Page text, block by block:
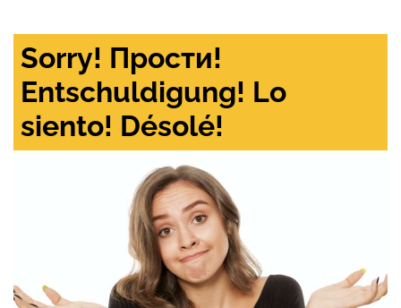
Sorry! Прости!
Entschuldigung! Lo
siento! Désolé!